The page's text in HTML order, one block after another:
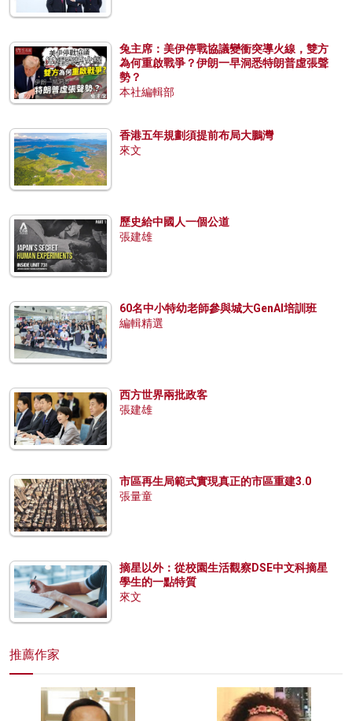
兔主席：美伊停戰協議變衝突導火線，雙方
為何重啟戰爭？伊朗一早洞悉特朗普虛張聲
勢？
本社編輯部
香港五年規劃須提前布局大鵬灣
來文
歷史給中國人一個公道
張建雄
60名中小特幼老師參與城大GenAI培訓班
編輯精選
西方世界兩批政客
張建雄
市區再生局範式實現真正的市區重建3.0
張量童
摘星以外：從校園生活觀察DSE中文科摘星
學生的一點特質
來文
推薦作家